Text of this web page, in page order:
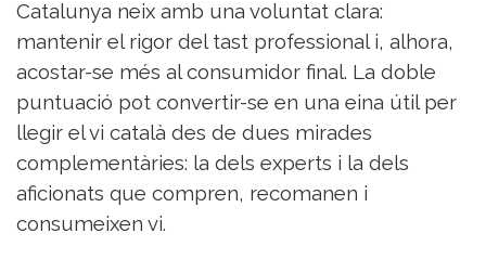
Catalunya neix amb una voluntat clara:
mantenir el rigor del tast professional i, alhora,
acostar-se més al consumidor final. La doble
puntuació pot convertir-se en una eina útil per
llegir el vi català des de dues mirades
complementàries: la dels experts i la dels
aficionats que compren, recomanen i
consumeixen vi.